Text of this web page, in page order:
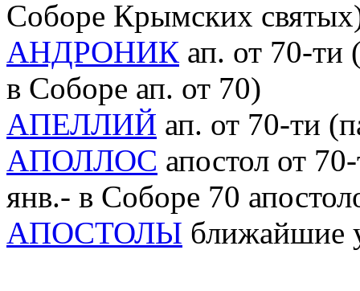
Соборе Крымских
АНДРОНИК ап. от 70-
в Соборе ап. от 70)
АПЕЛЛИЙ ап. от 70-ти
АПОЛЛОС апостол от
янв.- в Соборе 70
АПОСТОЛЫ ближайшие